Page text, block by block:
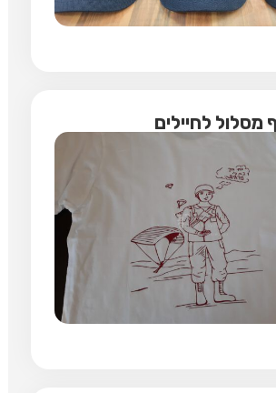
מסלול לחיילים